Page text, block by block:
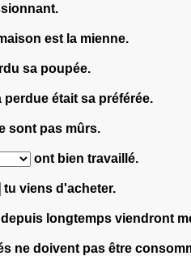
est la mienne.
sa poupée.
perdue était sa préférée.
sont pas mûrs.
ont bien travaillé.
tu viens d'acheter.
longtemps viendront
ne doivent pas être